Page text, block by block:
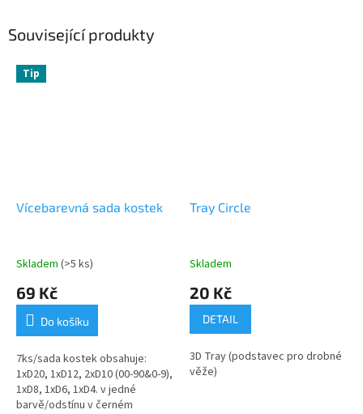
Související produkty
Tip
Vícebarevná sada kostek
Skladem (>5 ks)
69 Kč
Do košíku
7ks/sada kostek obsahuje:
1xD20, 1xD12, 2xD10 (00-90&0-9),
1xD8, 1xD6, 1xD4. v jedné
barvě/odstínu v černém
Tray Circle
Skladem
20 Kč
DETAIL
3D Tray (podstavec pro drobné
věže)